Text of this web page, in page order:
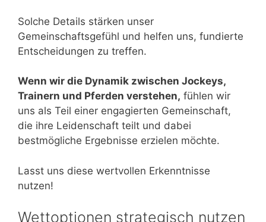
Solche Details stärken unser
Gemeinschaftsgefühl und helfen uns, fundierte
Entscheidungen zu treffen.
Wenn wir die Dynamik zwischen Jockeys,
Trainern und Pferden verstehen, fühlen wir
uns als Teil einer engagierten Gemeinschaft,
die ihre Leidenschaft teilt und dabei
bestmögliche Ergebnisse erzielen möchte.
Lasst uns diese wertvollen Erkenntnisse
nutzen!
Wettoptionen strategisch nutzen